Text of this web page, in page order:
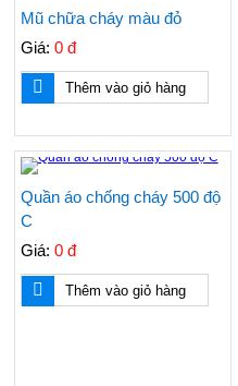
Mũ chữa cháy màu đỏ
Giá: 0 đ
Thêm vào giỏ hàng
Quần áo chống cháy 500 độ
C
Giá: 0 đ
Thêm vào giỏ hàng